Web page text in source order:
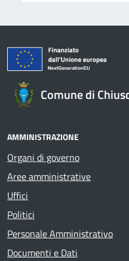
Comune di
AMMINISTRAZIONE
Organi di governo
Aree amministrative
Uffici
Politici
Personale Amministrativo
Documenti e Dati